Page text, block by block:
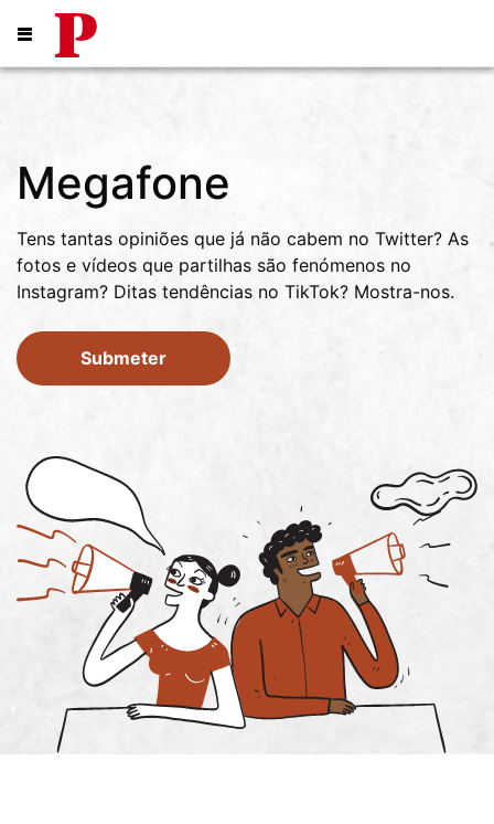
Abrir menu
Público
Megafone
Tens tantas opiniões que já não cabem no Twitter? As
fotos e vídeos que partilhas são fenómenos no
Instagram? Ditas tendências no TikTok? Mostra-nos.